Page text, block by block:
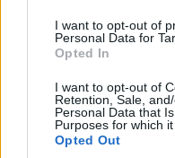
I want to opt-out of
Personal Data for
Opted In
I want to opt-out of
Retention, Sale,
Personal Data that
Purposes for which it
Opted Out